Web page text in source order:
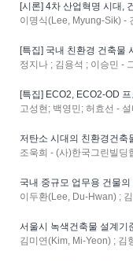
[시론] 4차 산업혁명 시대,
이명식(Lee, Myung-Sik) -
[특집] 국내 친환경 건축물
정지나 ; 김용석 ; 이승민 -
[특집] ECO2, ECO2-OD
고성현; 백영민; 허효선 -
저탄소 시대의 친환경건축
조욱희 - (사)한국그린빌
국내 중규모 업무용 건물
이두환(Lee, Du-Hwan) ;
서울시 녹색건축물 설계기
김미연(Kim, Mi-Yeon) ;